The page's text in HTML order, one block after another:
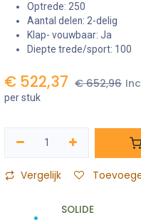
Optrede: 250
Aantal delen: 2-delig
Klap- vouwbaar: Ja
Diepte trede/sport: 100
€ 522,37 €652,96
per stuk
Vergelijk
SOLIDE